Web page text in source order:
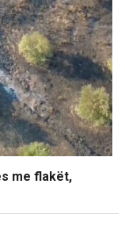
me flakët,